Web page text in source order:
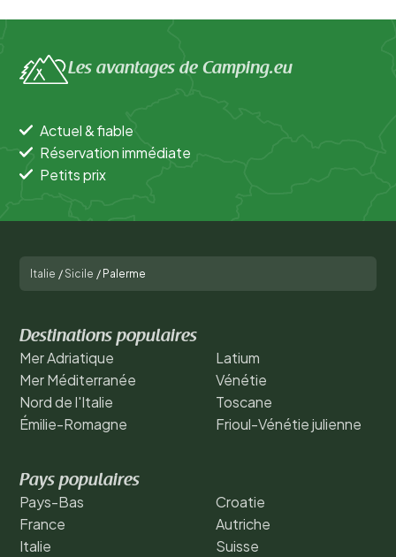
Les avantages de Camping.eu
Actuel & fiable
Réservation immédiate
Petits prix
Italie /Sicile / Palerme
Destinations populaires
Mer Adriatique
Mer Méditerranée
Nord de l'Italie
Émilie-Romagne
Latium
Vénétie
Toscane
Frioul-Vénétie julienne
Pays populaires
Pays-Bas
France
Italie
Croatie
Autriche
Suisse